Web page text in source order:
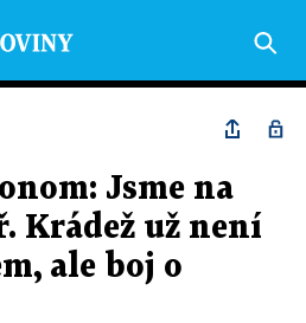
Jsme na
Krádež už není
ale boj o